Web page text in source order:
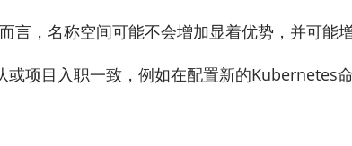
，名称空间可能不会增加显着优势，并可能增
项目入职一致，例如在配置新的Kubernetes命